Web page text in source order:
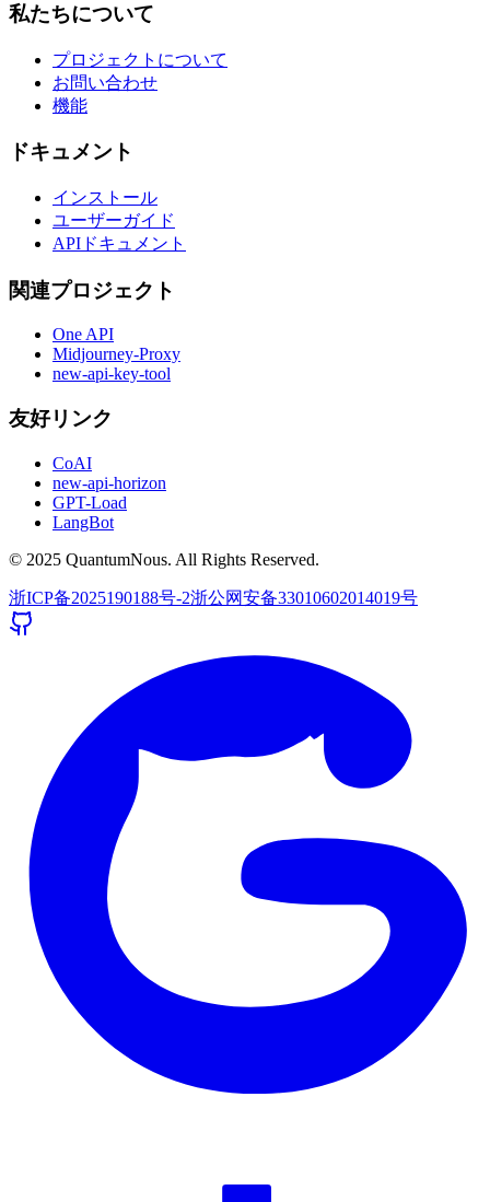
私たちについて
プロジェクトについて
お問い合わせ
機能
ドキュメント
インストール
ユーザーガイド
APIドキュメント
関連プロジェクト
One API
Midjourney-Proxy
new-api-key-tool
友好リンク
CoAI
new-api-horizon
GPT-Load
LangBot
© 2025 QuantumNous. All Rights Reserved.
浙ICP备2025190188号-2浙公网安备33010602014019号